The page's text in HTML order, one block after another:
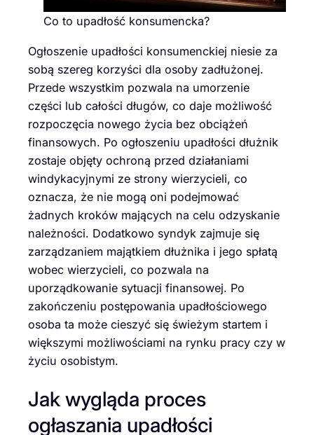
Co to upadłość konsumencka?
Ogłoszenie upadłości konsumenckiej niesie za
sobą szereg korzyści dla osoby zadłużonej.
Przede wszystkim pozwala na umorzenie
części lub całości długów, co daje możliwość
rozpoczęcia nowego życia bez obciążeń
finansowych. Po ogłoszeniu upadłości dłużnik
zostaje objęty ochroną przed działaniami
windykacyjnymi ze strony wierzycieli, co
oznacza, że nie mogą oni podejmować
żadnych kroków mających na celu odzyskanie
należności. Dodatkowo syndyk zajmuje się
zarządzaniem majątkiem dłużnika i jego spłatą
wobec wierzycieli, co pozwala na
uporządkowanie sytuacji finansowej. Po
zakończeniu postępowania upadłościowego
osoba ta może cieszyć się świeżym startem i
większymi możliwościami na rynku pracy czy w
życiu osobistym.
Jak wygląda proces
ogłaszania upadłości